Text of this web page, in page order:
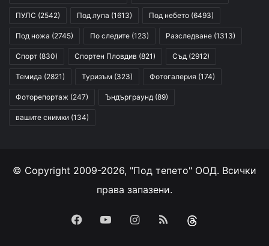
ПУЛС (2542) Под лупа (1613) Под небето (6493)
Под ножа (2745) По следите (123) Разследване (1313)
Спорт (830) Спортен Пловдив (821) Съд (2912)
Темида (2821) Туризъм (323) Фотогалерия (174)
Фоторепортаж (247) Ъндърграунд (89)
вашите снимки (134)
© Copyright 2009-2026, "Под тепето" ООД. Всички
права запазени.
Facebook
YouTubeInstagram
RSS